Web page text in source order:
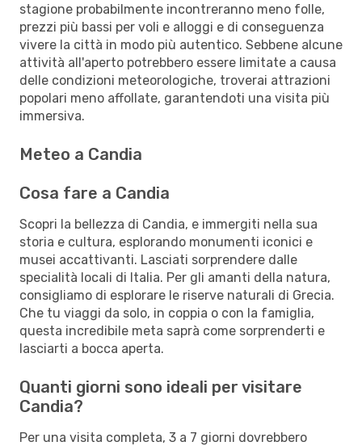
stagione probabilmente incontreranno meno folle,
prezzi più bassi per voli e alloggi e di conseguenza
vivere la città in modo più autentico. Sebbene alcune
attività all'aperto potrebbero essere limitate a causa
delle condizioni meteorologiche, troverai attrazioni
popolari meno affollate, garantendoti una visita più
immersiva.
Meteo a Candia
Cosa fare a Candia
Scopri la bellezza di Candia, e immergiti nella sua
storia e cultura, esplorando monumenti iconici e
musei accattivanti. Lasciati sorprendere dalle
specialità locali di Italia. Per gli amanti della natura,
consigliamo di esplorare le riserve naturali di Grecia.
Che tu viaggi da solo, in coppia o con la famiglia,
questa incredibile meta saprà come sorprenderti e
lasciarti a bocca aperta.
Quanti giorni sono ideali per visitare
Candia?
Per una visita completa, 3 a 7 giorni dovrebbero